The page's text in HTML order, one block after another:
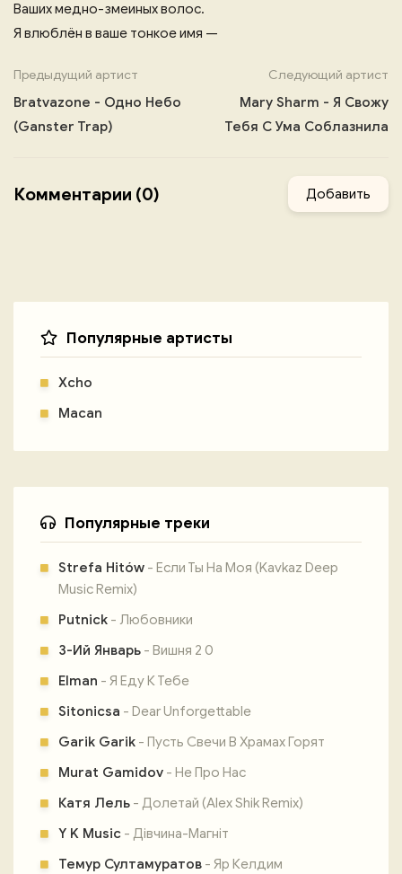
Ваших медно-змеиных волос.
Я влюблён в ваше тонкое имя —
Предыдущий артист
Bratvazone - Одно Небо
(Ganster Trap)
Следующий артист
Mary Sharm - Я Свожу
Тебя С Ума Соблазнила
Комментарии (0) Добавить
Популярные артисты
Xcho
Macan
Популярные треки
Strefa Hitów - Если Ты На Моя (Kavkaz Deep
Music Remix)
Putnick - Любовники
3-Ий Январь - Вишня 2 0
Elman - Я Еду К Тебе
Sitonicsa - Dear Unforgettable
Garik Garik - Пусть Свечи В Храмах Горят
Murat Gamidov - Не Про Нас
Катя Лель - Долетай (Alex Shik Remix)
Y K Music - Дівчина-Магніт
Темур Султамуратов - Яр Келдим